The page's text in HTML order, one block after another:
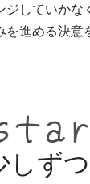
ジしていかな
進める決意
しずつ